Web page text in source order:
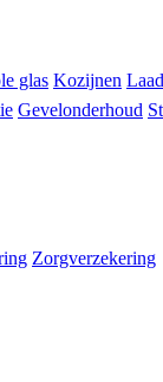
glas Kozijnen
Gevelonderhoud
Zorgverzekering